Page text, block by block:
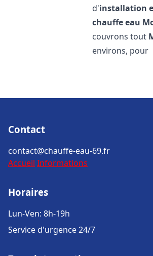
d'installation
chauffe eau
couvrons tout
environs, pour
Contact
contact@chauffe-eau-69.fr
Accueil Informations
Horaires
Lun-Ven: 8h-19h
Service d'urgence 24/7